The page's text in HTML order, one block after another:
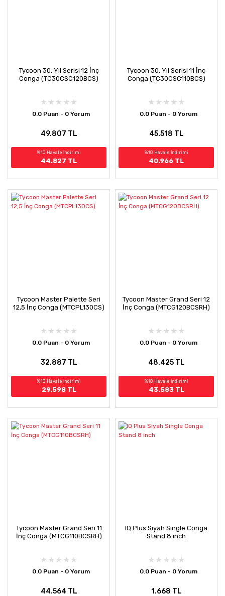
Tycoon 30. Yıl Serisi 12 İnç
Conga (TC30CSC120BCS)
0.0 Puan - 0 Yorum
49.807 TL
%10 Havale İndirimi
44.827 TL
Tycoon 30. Yıl Serisi 11 İnç
Conga (TC30CSC110BCS)
0.0 Puan - 0 Yorum
45.518 TL
%10 Havale İndirimi
40.966 TL
Tycoon Master Palette Seri
12,5 İnç Conga (MTCPL130CS)
0.0 Puan - 0 Yorum
32.887 TL
%10 Havale İndirimi
29.598 TL
Tycoon Master Grand Seri 12
İnç Conga (MTCG120BCSRH)
0.0 Puan - 0 Yorum
48.425 TL
%10 Havale İndirimi
43.583 TL
Tycoon Master Grand Seri 11
İnç Conga (MTCG110BCSRH)
0.0 Puan - 0 Yorum
44.564 TL
IQ Plus Siyah Single Conga
Stand 8 inch
0.0 Puan - 0 Yorum
1.668 TL